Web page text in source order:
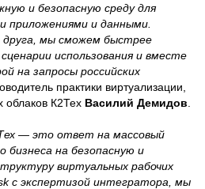
и безопасную среду для
приложениями и данными.
друга, мы сможем быстрее
использования и вместе
на запросы российских
практики виртуализации,
облаков К2Тех Василий Демидов
— это ответ на массовый
бизнеса на безопасную и
виртуальных рабочих
с экспертизой интегратора, мы